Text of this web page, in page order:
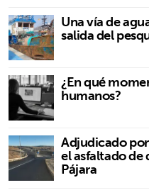
Una vía de
salida del
¿En qué
humanos?
Adjudicado
el asfaltado de
Pájara